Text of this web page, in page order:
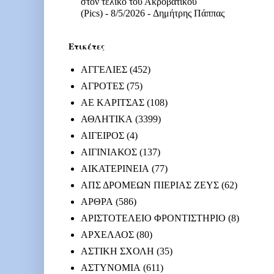
(Pics) - 8/5/2026 - Δημήτρης Πάππας
Ετικέτες
ΑΓΓΕΛΙΕΣ (452)
ΑΓΡΟΤΕΣ (75)
ΑΕ ΚΑΡΙΤΣΑΣ (108)
ΑΘΛΗΤΙΚΑ (3399)
ΑΙΓΕΙΡΟΣ (4)
ΑΙΓΙΝΙΑΚΟΣ (137)
ΑΙΚΑΤΕΡΙΝΕΙΑ (77)
ΑΠΣ ΔΡΟΜΕΩΝ ΠΙΕΡΙΑΣ ΖΕΥΣ (62)
ΑΡΘΡΑ (586)
ΑΡΙΣΤΟΤΕΛΕΙΟ ΦΡΟΝΤΙΣΤΗΡΙΟ (8)
ΑΡΧΕΛΑΟΣ (80)
ΑΣΤΙΚΗ ΣΧΟΛΗ (35)
ΑΣΤΥΝΟΜΙΑ (611)